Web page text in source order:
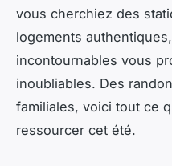
vous cherchiez des
logements
incontournables vous
inoubliables. Des
familiales, voici tout ce
ressourcer cet été.